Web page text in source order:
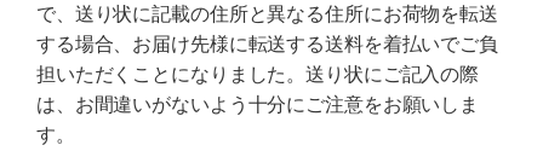
で、送り状に記載の住所と異なる住所にお荷物を転送
する場合、お届け先様に転送する送料を着払いでご負
担いただくことになりました。送り状にご記入の際
は、お間違いがないよう十分にご注意をお願いしま
す。